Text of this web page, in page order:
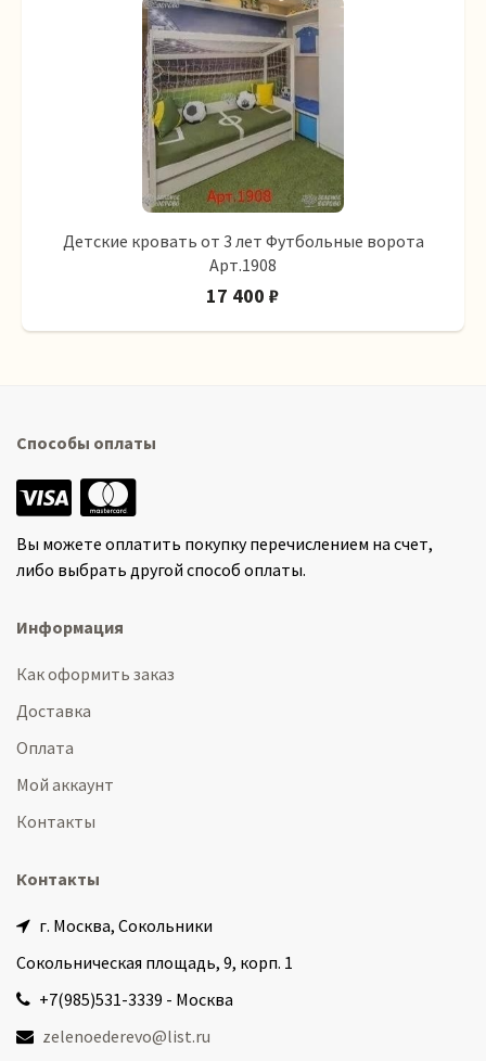
Детские кровать от 3 лет Футбольные ворота
Арт.1908
17 400 ₽
Способы оплаты
Вы можете оплатить покупку перечислением на счет,
либо выбрать другой способ оплаты.
Информация
Как оформить заказ
Доставка
Оплата
Мой аккаунт
Контакты
Контакты
г. Москва, Сокольники
Сокольническая площадь, 9, корп. 1
+7(985)531-3339 - Москва
zelenoederevo@list.ru